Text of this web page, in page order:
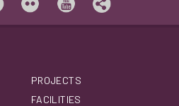
PROJECTS
FACILITIES